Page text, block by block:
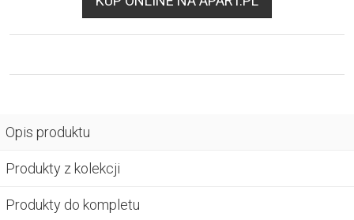
Opis produktu
Produkty z kolekcji
Produkty do kompletu